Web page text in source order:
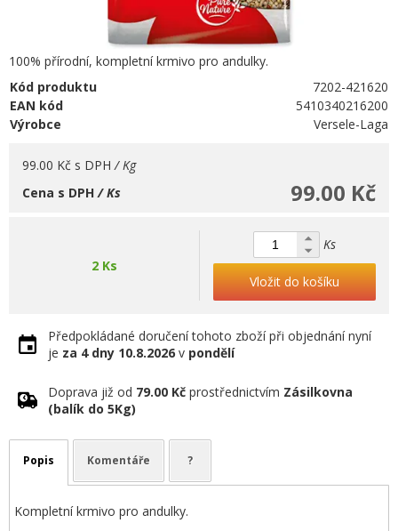
100% přírodní, kompletní krmivo pro andulky.
Kód produktu
7202-421620
EAN kód
5410340216200
Výrobce
Versele-Laga
99.00 Kč s DPH / Kg
99.00 Kč
Cena s DPH/ Ks
2 Ks
Ks
Vložit do košíku
Předpokládané doručení tohoto zboží při objednání nyní
je za 4 dny 10.8.2026 v pondělí
Doprava již od 79.00 Kč prostřednictvím Zásilkovna
(balík do 5Kg)
Popis Komentáře ?
Kompletní krmivo pro andulky.